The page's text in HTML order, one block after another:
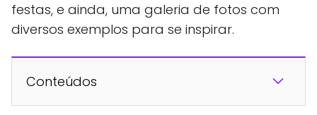
festas, e ainda, uma galeria de fotos com
diversos exemplos para se inspirar.
Conteúdos